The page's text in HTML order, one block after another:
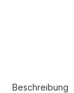
Beschreibung